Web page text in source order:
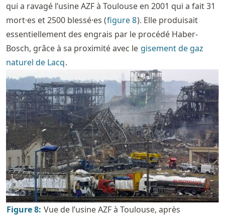
qui a ravagé l’usine AZF à Toulouse en 2001 qui a fait 31
mort·es et 2500 blessé·es (figure8). Elle produisait
essentiellement des engrais par le procédé Haber-
Bosch, grâce à sa proximité avec le gisement de gaz
naturel de Lacq.
Figure8: Vue de l’usine AZF à Toulouse, après